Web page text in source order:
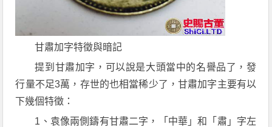
甘肅加字特徵與暗記
提到甘肅加字，可以說是大頭當中的名譽品了，發
行量不足3萬，存世的也相當稀少了，甘肅加字主要有以
下幾個特徵：
1、袁像兩側鑄有甘肅二字，「中華」和「肅」字左